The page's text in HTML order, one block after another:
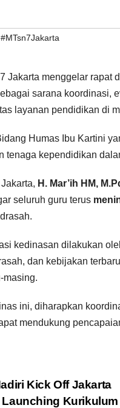
#MTsn7Jakarta
Jakarta menggelar rapat
sarana koordinasi,
layanan pendidikan di
Humas Ibu Kartini
tenaga kependidikan
H. Mar’ih HM,
seluruh guru terus
kedinasan dilakukan
dan kebijakan
masing.
ini, diharapkan
mendukung
Kick Off Jakarta
Kurikulum